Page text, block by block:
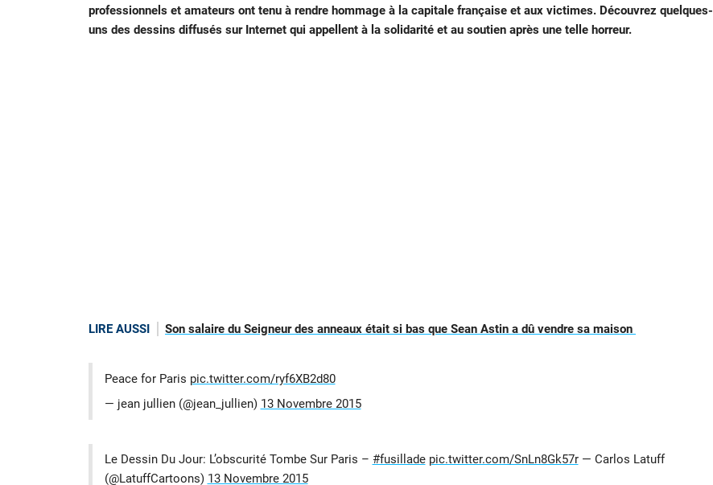
professionnels et amateurs ont tenu à rendre hommage à la capitale française et aux victimes. Découvrez quelques-
uns des dessins diffusés sur Internet qui appellent à la solidarité et au soutien après une telle horreur.
LIRE AUSSI Son salaire du Seigneur des anneaux était si bas que Sean Astin a dû vendre sa maison
Peace for Paris pic.twitter.com/ryf6XB2d80
— jean jullien (@jean_jullien) 13 Novembre 2015
Le Dessin Du Jour: L’obscurité Tombe Sur Paris – #fusillade pic.twitter.com/SnLn8Gk57r— Carlos Latuff
(@LatuffCartoons) 13 Novembre 2015